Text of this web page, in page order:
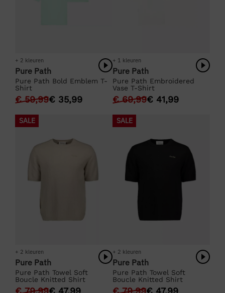
+ 2 kleuren
Pure Path
Pure Path Bold Emblem T-
Shirt
€59,99€ 35,99
+ 1 kleuren
Pure Path
Pure Path Embroidered
Vase T-Shirt
€69,99€ 41,99
SALE
+ 2 kleuren
Pure Path
Pure Path Towel Soft
Boucle Knitted Shirt
€79,99€ 47,99
SALE
+ 2 kleuren
Pure Path
Pure Path Towel Soft
Boucle Knitted Shirt
€79,99€ 47,99